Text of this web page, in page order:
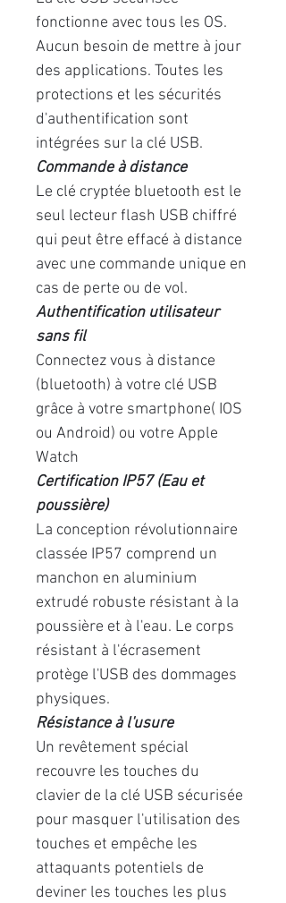
fonctionne avec tous les OS.
Aucun besoin de mettre à jour
des applications. Toutes les
protections et les sécurités
d'authentification sont
intégrées sur la clé USB.
Commande à distance
Le clé cryptée bluetooth est le
seul lecteur flash USB chiffré
qui peut être effacé à distance
avec une commande unique en
cas de perte ou de vol.
Authentification utilisateur
sans fil
Connectez vous à distance
(bluetooth) à votre clé USB
grâce à votre smartphone( IOS
ou Android) ou votre Apple
Watch
Certification IP57 (Eau et
poussière)
La conception révolutionnaire
classée IP57 comprend un
manchon en aluminium
extrudé robuste résistant à la
poussière et à l'eau. Le corps
résistant à l'écrasement
protège l'USB des dommages
physiques.
Résistance à l'usure
Un revêtement spécial
recouvre les touches du
clavier de la clé USB sécurisée
pour masquer l'utilisation des
touches et empêche les
attaquants potentiels de
deviner les touches les plus